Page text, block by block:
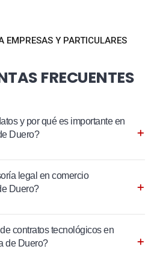
EMPRESAS Y PARTICULARES
FRECUENTES
y por qué es importante en
Duero?
legal en comercio
Duero?
contratos tecnológicos en
de Duero?